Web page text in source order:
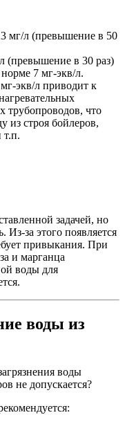
мг/л (превышение в 50
(превышение в 30 раз)
7 мг-экв/л.
экв/л приводит к
трубопроводов, что
из строя бойлеров,
т.п.
задачей, но
Из-за этого появляется
привыкания. При
и марганца
воды для
воды из
воды
не допускается?